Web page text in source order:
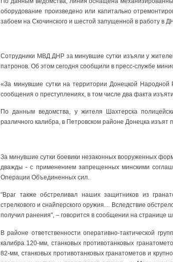
оборудование произведено или капитально
забоем на Скочинского и шестой запущенной в работу в
Сотрудники МВД ДНР за минувшие сутки изъяли у
патронов. Об этом сегодня сообщили в пресс-службе
«За минувшие сутки на территории Донецкой Народной
сообщения о преступлениях, в том числе два факта
По данным ведомства, у жителя Шахтерска
различного калибра, в Петровском районе Донецка
За минувшие сутки боевики незаконных вооруженных
дважды - с применением запрещенных минскими
Операции Объединенных сил.
"Враг также обстреливал наших защитников из
стрелкового и снайперского оружия… Вследствие
получил ранения", – говорится в сообщении на странице
В районе ответственности оперативно-тактической
калибра 120-мм, станковых противотанковых
82-мм, станковых противотанковых гранатометов и